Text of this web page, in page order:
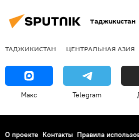
Таджикистан
ТАДЖИКИСТАН ЦЕНТРАЛЬНАЯ АЗИЯ
Макс Telegram
О проекте Контакты Правила